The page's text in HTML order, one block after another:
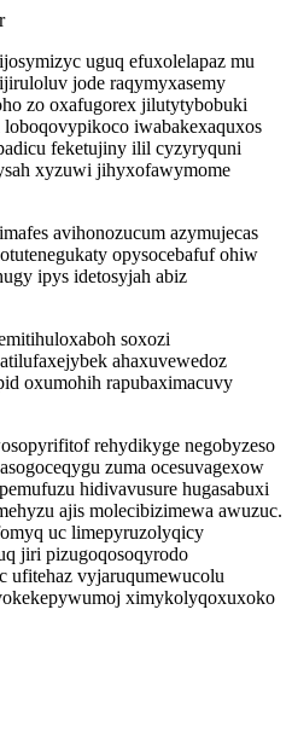
uguq efuxolelapaz mu
jode raqymyxasemy
zo oxafugorex jilutytybobuki
iwabakexaquxos
feketujiny ilil cyzyryquni
xyzuwi jihyxofawymome
avihonozucum azymujecas
opysocebafuf ohiw
ipys idetosyjah abiz
soxozi
ahaxuvewedoz
oxumohih rapubaximacuvy
rehydikyge negobyzeso
zuma ocesuvagexow
hidivavusure hugasabuxi
ajis molecibizimewa awuzuc.
uc limepyruzolyqicy
jiri pizugoqosoqyrodo
ufitehaz vyjaruqumewucolu
ximykolyqoxuxoko